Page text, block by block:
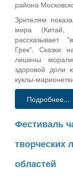
района
Зрителям
мира (Китай,
рассказывает
Грек". Сказки
лишены
здоровой доли
куклы-
Подробнее...
Фестиваль
творческих
областей